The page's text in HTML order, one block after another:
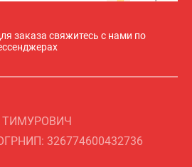
заказа свяжитесь с нами по
ТИМУРОВИЧ
326774600432736